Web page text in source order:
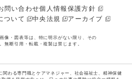
問い合わせ個人情報保護方針
ついて
中央法規 アーカイブ
像・図表等は、特に明示がない限り、その
無断引用・転載・複製は禁じます。
関わる専門職とケアマネジャー、社会福祉士、精神保健